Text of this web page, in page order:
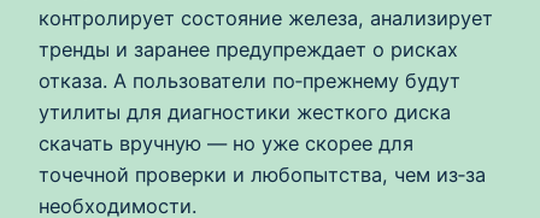
контролирует состояние железа, анализирует
тренды и заранее предупреждает о рисках
отказа. А пользователи по‑прежнему будут
утилиты для диагностики жесткого диска
скачать вручную — но уже скорее для
точечной проверки и любопытства, чем из‑за
необходимости.